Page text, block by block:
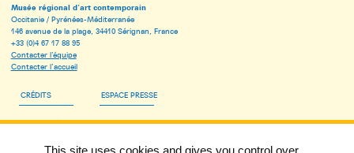
Musée régional d’art contemporain
Occitanie / Pyrénées-Méditerranée
146 avenue de la plage, 34410 Sérignan, France
+33 (0)4 67 17 88 95
Contacter l’équipe
Contacter l’accueil
CRÉDITS ESPACE PRESSE
ESPACE PÉDAGOGIQUE
This site uses cookies and gives you control over